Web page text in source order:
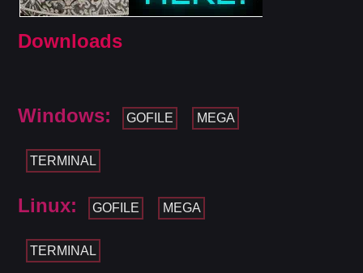
Downloads
Windows: GOFILE MEGA
TERMINAL
Linux: GOFILE MEGA
TERMINAL